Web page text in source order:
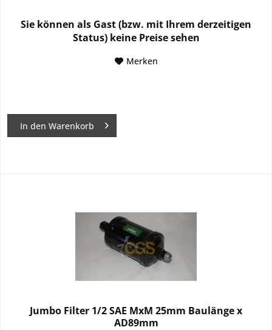
Sie können als Gast (bzw. mit Ihrem derzeitigen
Status) keine Preise sehen
Merken
In den Warenkorb
Jumbo Filter 1/2 SAE MxM 25mm Baulänge x
AD89mm